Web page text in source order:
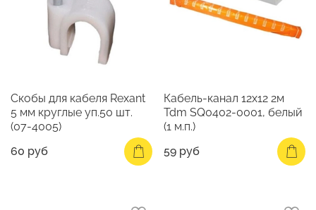
Скобы для кабеля Rexant
5 мм круглые уп.50 шт.
(07-4005)
60 руб
Кабель-канал 12х12 2м
Tdm SQ0402-0001, белый
(1 м.п.)
59 руб